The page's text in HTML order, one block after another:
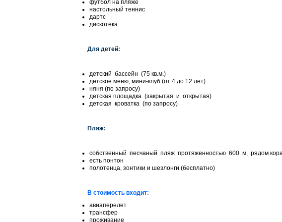
футбол на пляже
настольный теннис
дартс
дискотека
Для детей:
детский бассейн (75 кв.м.)
детское меню, мини-клуб (от 4 до 12 лет)
няня (по запросу)
детская площадка (закрытая и открытая)
детская кроватка (по запросу)
Пляж:
собственный песчаный пляж протяженностью 600 м, рядом
есть понтон
полотенца, зонтики и шезлонги (бесплатно)
В стоимость входит:
авиаперелет
трансфер
проживание